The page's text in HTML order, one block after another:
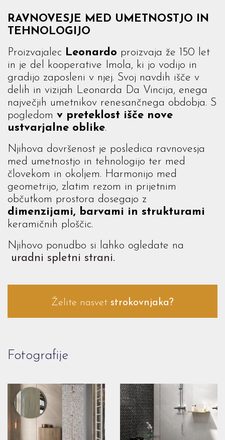
RAVNOVESJE MED UMETNOSTJO IN
TEHNOLOGIJO
Proizvajalec Leonardo proizvaja že 150 let
in je del kooperative Imola, ki jo vodijo in
gradijo zaposleni v njej. Svoj navdih išče v
delih in vizijah Leonarda Da Vincija, enega
največjih umetnikov renesančnega obdobja. S
pogledom v preteklost išče nove
ustvarjalne oblike.
Njihova dovršenost je posledica ravnovesja
med umetnostjo in tehnologijo ter med
človekom in okoljem. Harmonijo med
geometrijo, zlatim rezom in prijetnim
občutkom prostora dosegajo z
dimenzijami, barvami in strukturami
keramičnih ploščic.
Njihovo ponudbo si lahko ogledate na
uradni spletni strani.
Želite nasvet strokovnjaka?
Fotografije